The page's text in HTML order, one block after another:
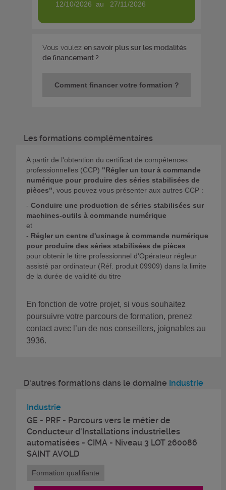
12/10/2026 au 27/11/2026
Vous voulez en savoir plus sur les modalités
de financement ?
Comment financer votre formation ?
Les formations complémentaires
A partir de l'obtention du certificat de compétences
professionnelles (CCP) "Régler un tour à commande
numérique pour produire des séries stabilisées de
pièces", vous pouvez vous présenter aux autres CCP :
- Conduire une production de séries stabilisées sur
machines-outils à commande numérique
et
- Régler un centre d'usinage à commande numérique
pour produire des séries stabilisées de pièces
pour obtenir le titre professionnel d'Opérateur régleur
assisté par ordinateur (Réf. produit 09909) dans la limite
de la durée de validité du titre
En fonction de votre projet, si vous souhaitez
poursuivre votre parcours de formation, prenez
contact avec l’un de nos conseillers, joignables au
3936.
D'autres formations dans le domaine Industrie
Industrie
GE - PRF - Parcours vers le métier de
Conducteur d'Installations industrielles
automatisées - CIMA - Niveau 3 LOT 260086
SAINT AVOLD
Formation qualifiante